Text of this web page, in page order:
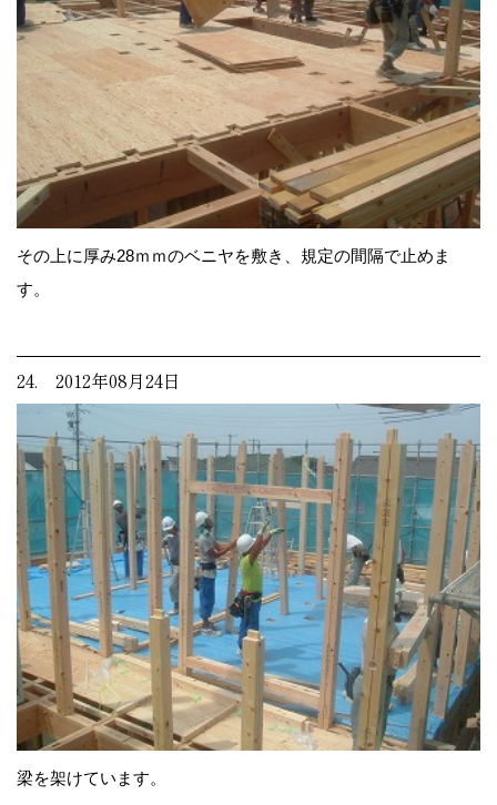
その上に厚み28ｍｍのベニヤを敷き、規定の間隔で止めま
す。
24. 2012年08月24日
梁を架けています。